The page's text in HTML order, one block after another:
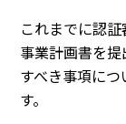
これまでに認証
事業計画書を
すべき事項に
す。